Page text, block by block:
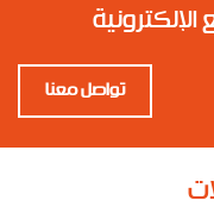
تواصل معنا